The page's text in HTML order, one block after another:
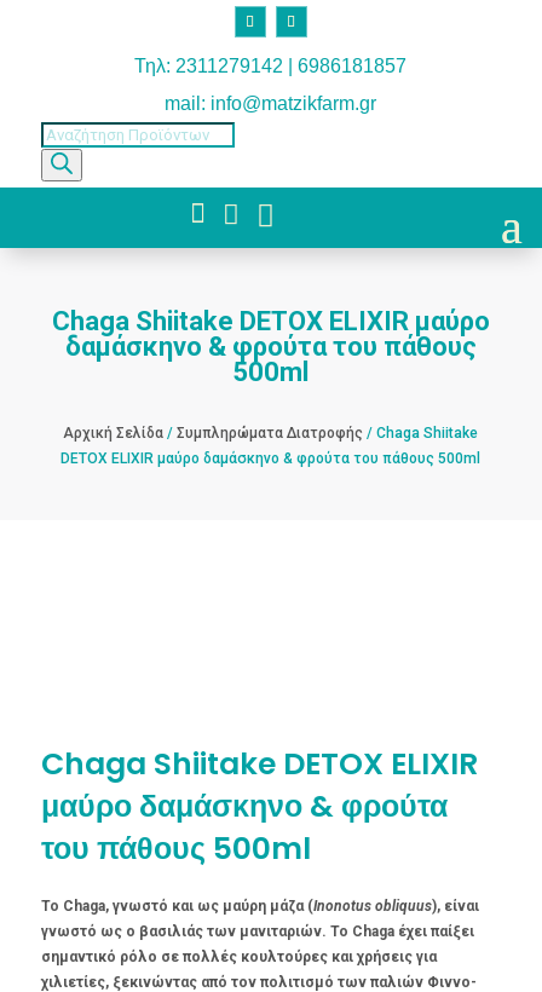
Τηλ: 2311279142 | 6986181857
mail: info@matzikfarm.gr
Products
search
  
Chaga Shiitake DETOX ELIXIR μαύρο
δαμάσκηνο & φρούτα του πάθους
500ml
Αρχική Σελίδα /Συμπληρώματα Διατροφής / Chaga Shiitake
DETOX ELIXIR μαύρο δαμάσκηνο & φρούτα του πάθους 500ml
Chaga Shiitake DETOX ELIXIR
μαύρο δαμάσκηνο & φρούτα
του πάθους 500ml
Το Chaga, γνωστό και ως μαύρη μάζα (Inonotus obliquus), είναι
γνωστό ως ο βασιλιάς των μανιταριών. Το Chaga έχει παίξει
σημαντικό ρόλο σε πολλές κουλτούρες και χρήσεις για
χιλιετίες, ξεκινώντας από τον πολιτισμό των παλιών Φιννο-